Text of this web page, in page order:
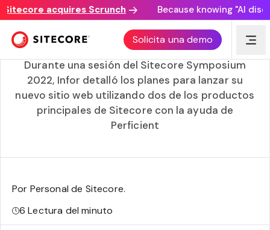
acquires Scrunch Because knowing "AI
Solicita una demo
Infor está creando un sitio multilingüe con Content
Hub y Personalize
Durante una sesión del Sitecore Symposium
2022, Infor detalló los planes para lanzar su
nuevo sitio web utilizando dos de los productos
principales de Sitecore con la ayuda de
Perficient
Por Personal de Sitecore.
6Lectura del minuto